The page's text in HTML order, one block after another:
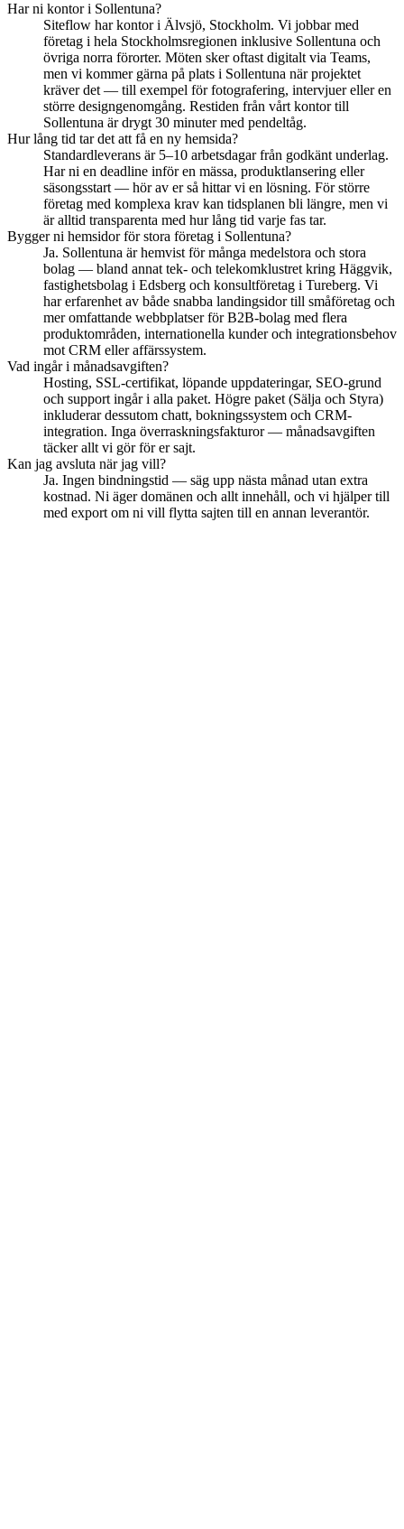
Har ni kontor i Sollentuna?
Siteflow har kontor i Älvsjö, Stockholm. Vi jobbar med
företag i hela Stockholmsregionen inklusive Sollentuna och
övriga norra förorter. Möten sker oftast digitalt via Teams,
men vi kommer gärna på plats i Sollentuna när projektet
kräver det — till exempel för fotografering, intervjuer eller en
större designgenomgång. Restiden från vårt kontor till
Sollentuna är drygt 30 minuter med pendeltåg.
Hur lång tid tar det att få en ny hemsida?
Standardleverans är 5–10 arbetsdagar från godkänt underlag.
Har ni en deadline inför en mässa, produktlansering eller
säsongsstart — hör av er så hittar vi en lösning. För större
företag med komplexa krav kan tidsplanen bli längre, men vi
är alltid transparenta med hur lång tid varje fas tar.
Bygger ni hemsidor för stora företag i Sollentuna?
Ja. Sollentuna är hemvist för många medelstora och stora
bolag — bland annat tek- och telekomklustret kring Häggvik,
fastighetsbolag i Edsberg och konsultföretag i Tureberg. Vi
har erfarenhet av både snabba landingsidor till småföretag och
mer omfattande webbplatser för B2B-bolag med flera
produktområden, internationella kunder och integrationsbehov
mot CRM eller affärssystem.
Vad ingår i månadsavgiften?
Hosting, SSL-certifikat, löpande uppdateringar, SEO-grund
och support ingår i alla paket. Högre paket (Sälja och Styra)
inkluderar dessutom chatt, bokningssystem och CRM-
integration. Inga överraskningsfakturor — månadsavgiften
täcker allt vi gör för er sajt.
Kan jag avsluta när jag vill?
Ja. Ingen bindningstid — säg upp nästa månad utan extra
kostnad. Ni äger domänen och allt innehåll, och vi hjälper till
med export om ni vill flytta sajten till en annan leverantör.